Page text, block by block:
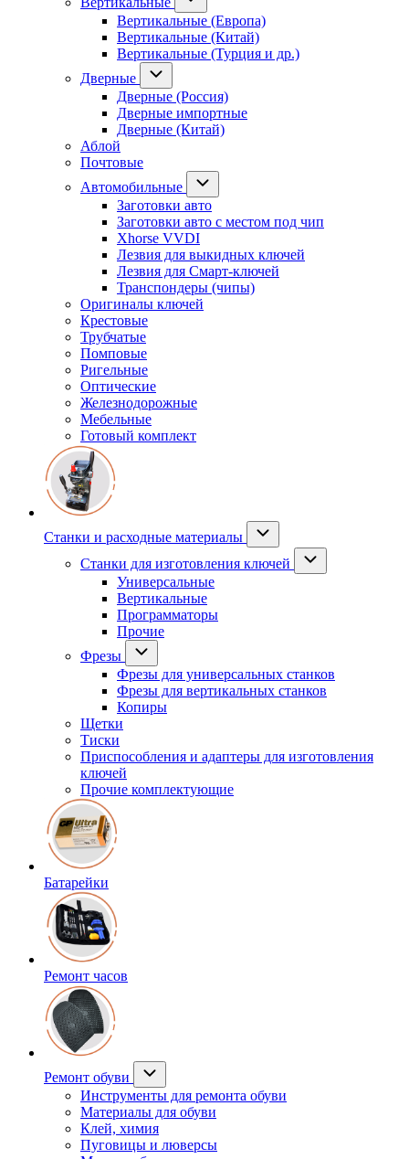
Вертикальные (Европа)
Вертикальные (Китай)
Вертикальные (Турция и др.)
Дверные
Дверные (Россия)
Дверные импортные
Дверные (Китай)
Аблой
Почтовые
Автомобильные
Заготовки авто
Заготовки авто с местом под чип
Xhorse VVDI
Лезвия для выкидных ключей
Лезвия для Смарт-ключей
Транспондеры (чипы)
Оригиналы ключей
Крестовые
Трубчатые
Помповые
Ригельные
Оптические
Железнодорожные
Мебельные
Готовый комплект
Станки и расходные материалы
Станки для изготовления ключей
Универсальные
Вертикальные
Программаторы
Прочие
Фрезы
Фрезы для универсальных станков
Фрезы для вертикальных станков
Копиры
Щетки
Тиски
Приспособления и адаптеры для изготовления
ключей
Прочие комплектующие
Батарейки
Ремонт часов
Ремонт обуви
Инструменты для ремонта обуви
Материалы для обуви
Клей, химия
Пуговицы и люверсы